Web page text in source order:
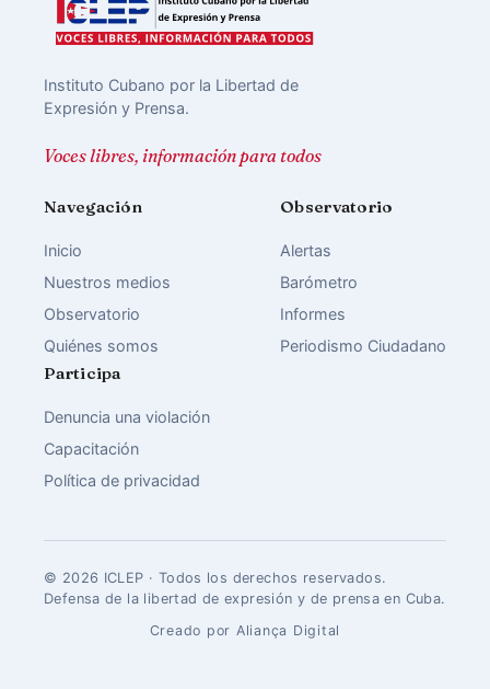
Instituto Cubano por la Libertad de
Expresión y Prensa.
Voces libres, información para todos
Navegación
Inicio
Nuestros medios
Observatorio
Quiénes somos
Observatorio
Alertas
Barómetro
Informes
Periodismo Ciudadano
Participa
Denuncia una violación
Capacitación
Política de privacidad
© 2026 ICLEP · Todos los derechos reservados.
Defensa de la libertad de expresión y de prensa en Cuba.
Creado por Aliança Digital